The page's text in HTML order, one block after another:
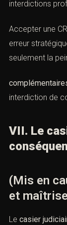
interdictions
Accepter une
erreur
seulement la
interdiction de
VII. Le
(Mis en
et
Le casier